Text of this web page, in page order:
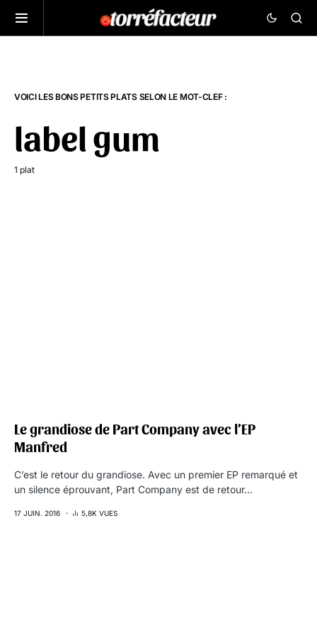
VOICI LES BONS PETITS PLATS SELON LE MOT-CLEF :
label gum
1 plat
Le grandiose de Part Company avec l’EP
Manfred
C’est le retour du grandiose. Avec un premier EP remarqué et
un silence éprouvant, Part Company est de retour…
17 JUIN. 2016 5,8K VUES